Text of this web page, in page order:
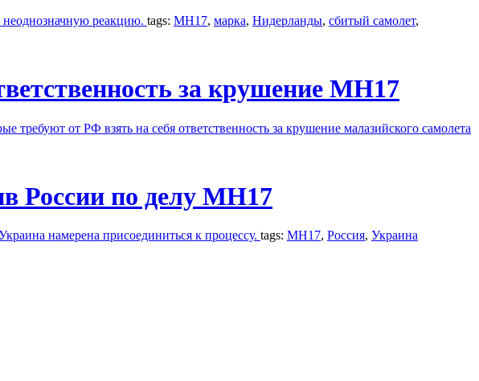
реакцию. tags: MH17, марка, Нидерланды, сбитый самолет,
за крушение MH17
от РФ взять на себя ответственность за крушение малазийского самолета
России по делу MH17
намерена присоединиться к процессу. tags: MH17, Россия, Украина